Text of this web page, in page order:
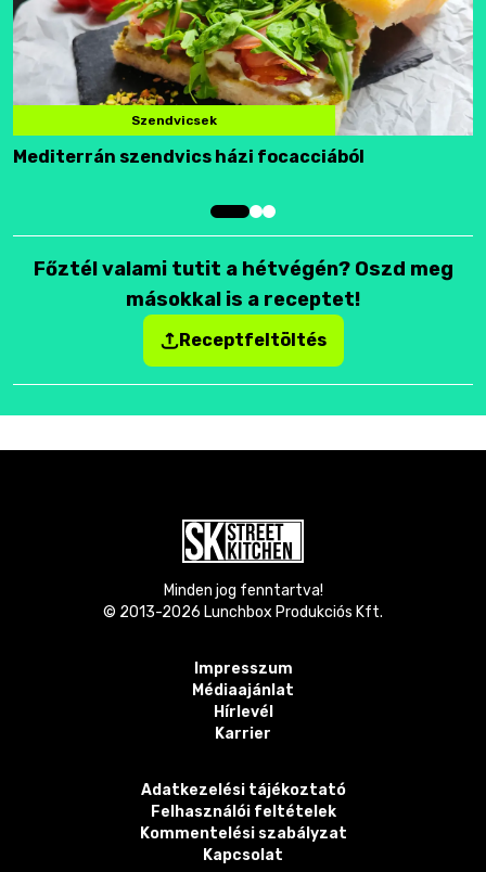
Szendvicsek
Mediterrán szendvics házi focacciából
Főztél valami tutit a hétvégén? Oszd meg
másokkal is a receptet!
Receptfeltöltés
Minden jog fenntartva!
© 2013-2026 Lunchbox Produkciós Kft.
Impresszum
Médiaajánlat
Hírlevél
Karrier
Adatkezelési tájékoztató
Felhasználói feltételek
Kommentelési szabályzat
Kapcsolat